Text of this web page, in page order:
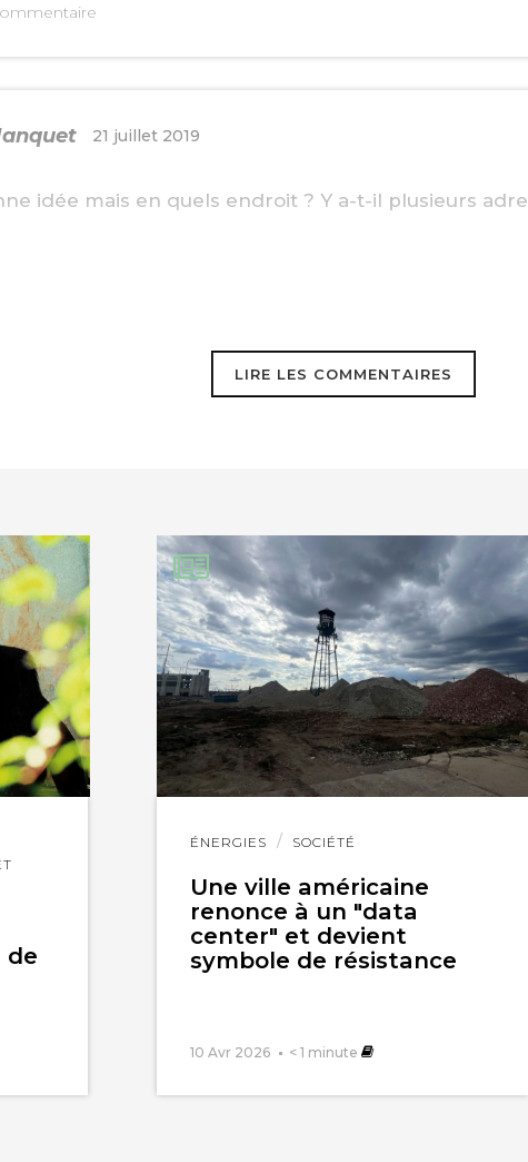
21 juillet 2019
idée mais en quels endroit ? Y a-t-il plusieurs
LIRE LES COMMENTAIRES
de
ÉNERGIES SOCIÉTÉ
Une ville américaine
renonce à un "data
center" et devient
symbole de résistance
10 Avr 2026 < 1 minute
Lire